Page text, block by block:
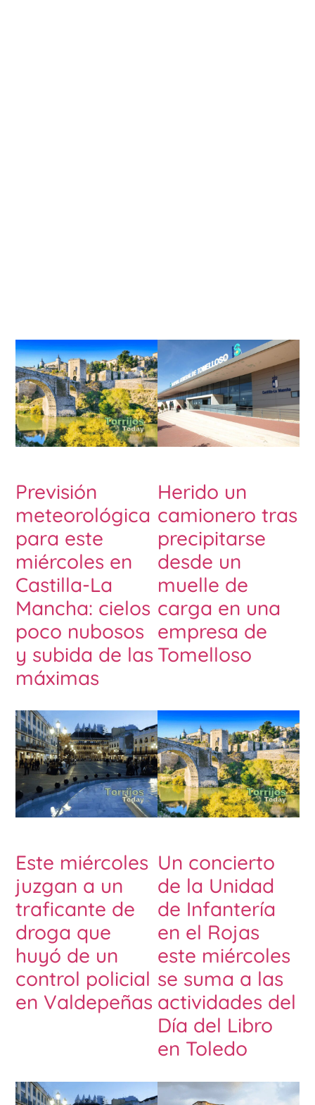
Previsión
meteorológica
para este
miércoles en
Castilla-La
Mancha: cielos
poco nubosos
y subida de las
máximas
Herido un
camionero tras
precipitarse
desde un
muelle de
carga en una
empresa de
Tomelloso
Este miércoles
juzgan a un
traficante de
droga que
huyó de un
control policial
en Valdepeñas
Un concierto
de la Unidad
de Infantería
en el Rojas
este miércoles
se suma a las
actividades del
Día del Libro
en Toledo